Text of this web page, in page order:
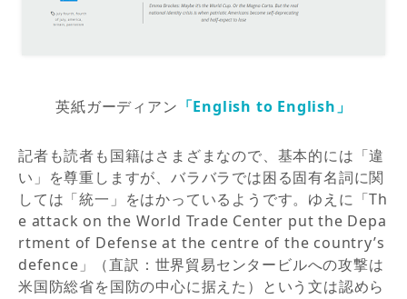
英紙ガーディアン 「English to English」
記者も読者も国籍はさまざまなので、基本的には「違
い」を尊重しますが、バラバラでは困る固有名詞に関
しては「統一」をはかっているようです。ゆえに「Th
e attack on the World Trade Center put the Depa
rtment of Defense at the centre of the country’s
defence」（直訳：世界貿易センタービルへの攻撃は
米国防総省を国防の中心に据えた）という文は認めら